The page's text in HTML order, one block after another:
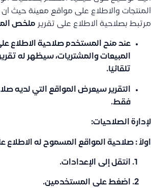
المنتجات والاطلاع على مواقع معينة حيث ان
مرتبط بصلاحية الاطلاع على تقرير ملخص
عند منح المستخدم صلاحية الاطلاع
المبيعات والمشتريات، سيظهر له
تلقائيًا.
التقرير سيعرض المواقع التي لديه
فقط.
لإدارة الصلاحيات:
اولاً : صلاحية المواقع المسموح له الاطلاع
انتقل إلى الإعدادات.
اضغط على المستخدمين.